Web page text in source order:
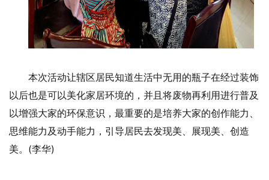
本次活动让辖区居民知道生活中无用的瓶子在经过装饰
以后也是可以美化家居环境的，并且将废物再利用进行普及
以增强大家的环保意识，最重要的是培养大家的创作能力、
思维能力及动手能力，引导居民去发现美、展现美、创造
美。(李华)